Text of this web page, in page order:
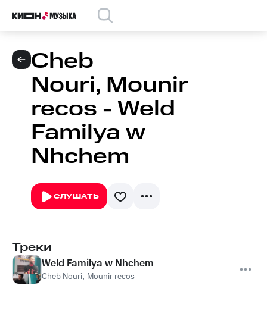
Cheb
Nouri, Mounir
recos - Weld
Familya w
Nhchem
СЛУШАТЬ
Треки
Weld Familya w Nhchem
Cheb Nouri, Mounir recos